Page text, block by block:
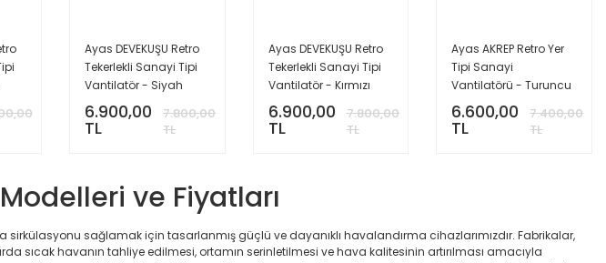
Ayas DEVEKUŞU Retro
Tekerlekli Sanayi Tipi
Vantilatör - Siyah
6.900,00
TL
7.800,00
TL
Ayas DEVEKUŞU Retro
Tekerlekli Sanayi Tipi
Vantilatör - Kırmızı
6.900,00
TL
7.800,00
TL
Ayas AKREP Retro Yer
Tipi Sanayi
Vantilatörü - Turuncu
6.600,00
TL
7.400,00
TL
ve Fiyatları
sağlamak için tasarlanmış güçlü ve dayanıklı havalandırma cihazlarımızdır. Fabrikalar,
sıcak havanın tahliye edilmesi, ortamın serinletilmesi ve hava kalitesinin artırılması amacıyla